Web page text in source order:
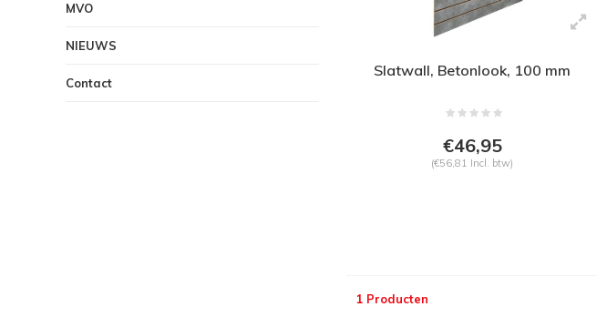
MVO
NIEUWS
Contact
Slatwall, Betonlook, 100 mm
€46,95
(€56,81 Incl. btw)
1 Producten